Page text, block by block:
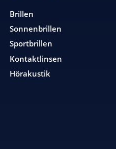
Brillen
Sonnenbrillen
Sportbrillen
Kontaktlinsen
Hörakustik